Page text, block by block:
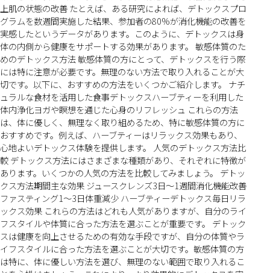
上肌の状態の改善 たとえば、ある研究によれば、デトックスプロ
グラムを数週間実施した結果、参加者の80%が消化機能の改善を
実感したというデータがあります。このように、デトックスは身
体の内側から健康をサポートする効果があります。 敏感体質のた
めのデトックス方法 敏感体質の方にとって、デトックスを行う際
には特に注意が必要です。無理のない方法で取り入れることが大
切です。以下に、おすすめの方法をいくつかご紹介します。 ナチ
ュラルな食材を活用した食事デトックスハーブティーを利用した
体内浄化ヨガや瞑想を通じた心身のリフレッシュ これらの方法
は、体に優しく、無理なく取り組めるため、特に敏感体質の方に
おすすめです。例えば、ハーブティーはリラックス効果もあり、
心地よいデトックス体験を提供します。 人気のデトックス方法比
較 デトックス方法にはさまざまな種類があり、それぞれに特徴が
あります。いくつかの人気の方法を比較してみましょう。 デトッ
クス方法期間主な効果 ジュースクレンズ3日〜1週間消化機能改善
ファスティング1〜3日体重減少 ハーブティーデトックス毎日リラ
ックス効果 これらの方法はどれも人気がありますが、自分のライ
フスタイルや体質に合った方法を選ぶことが重要です。 デトック
スは健康を向上させるための有効な手段ですが、自分の体質やラ
イフスタイルに合った方法を選ぶことが大切です。敏感体質の方
は特に、体に優しい方法を選び、無理のない範囲で取り入れるこ